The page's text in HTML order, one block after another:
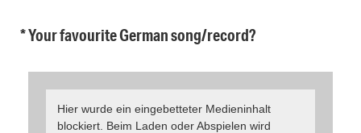
* Your favourite German song/record?
Hier wurde ein eingebetteter Medieninhalt
blockiert. Beim Laden oder Abspielen wird